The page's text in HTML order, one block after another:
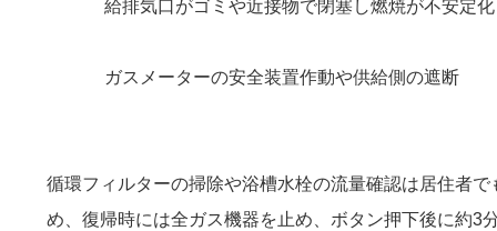
給排気口がゴミや近接物で閉塞し燃焼が不安定化
ガスメーターの安全装置作動や供給側の遮断
循環フィルターの掃除や浴槽水栓の流量確認は居住者
め、復帰時には全ガス機器を止め、ボタン押下後に約3